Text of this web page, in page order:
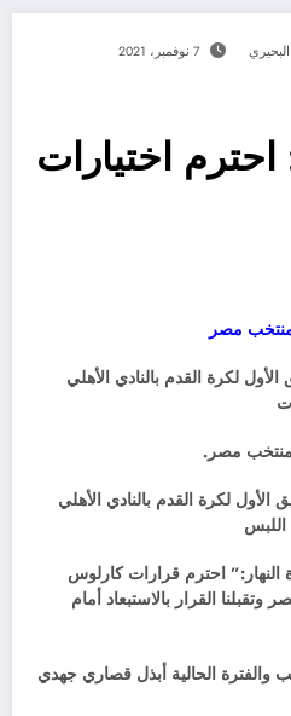
7 نوفمبر، 2021
اختيارات
مصر
لكرة القدم بالنادي الأهلي
مصر.
لكرة القدم بالنادي الأهلي
احترم قرارات كارلوس
القرار بالاستبعاد أمام
الحالية أبذل قصاري جهدي